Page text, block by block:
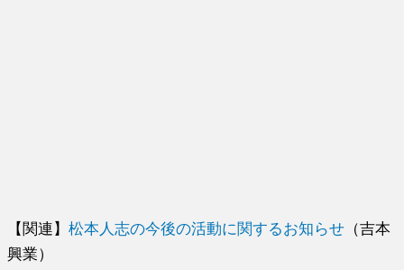
【関連】松本人志の今後の活動に関するお知らせ （吉本
興業）